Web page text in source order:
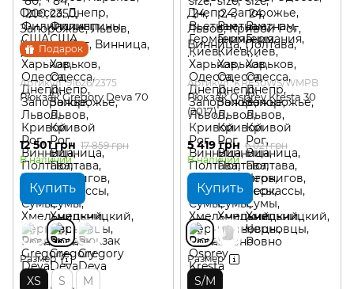
Подарок
Артикул: 91626/2375
Рюкзак Gregory Deva 70
12 501 грн 17 859 грн
В наличии
Купить
Размер
XS S M
Артикул: KRE30WS/WMPB
Рюкзак Osprey Kresta 30
(2017)
5 419 грн 6 021 грн
В наличии
Купить
Размер
S/M